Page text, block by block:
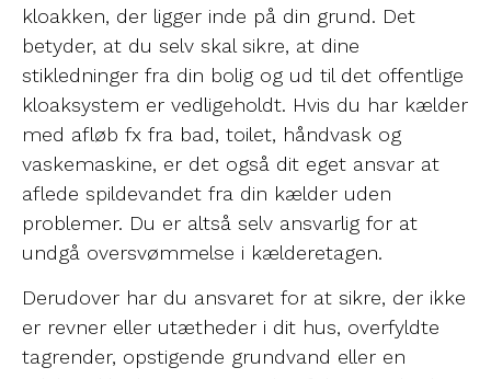
kloakken, der ligger inde på din grund. Det
betyder, at du selv skal sikre, at dine
stikledninger fra din bolig og ud til det offentlige
kloaksystem er vedligeholdt. Hvis du har kælder
med afløb fx fra bad, toilet, håndvask og
vaskemaskine, er det også dit eget ansvar at
aflede spildevandet fra din kælder uden
problemer. Du er altså selv ansvarlig for at
undgå oversvømmelse i kælderetagen.
Derudover har du ansvaret for at sikre, der ikke
er revner eller utætheder i dit hus, overfyldte
tagrender, opstigende grundvand eller en